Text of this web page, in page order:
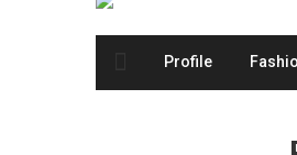
Profile